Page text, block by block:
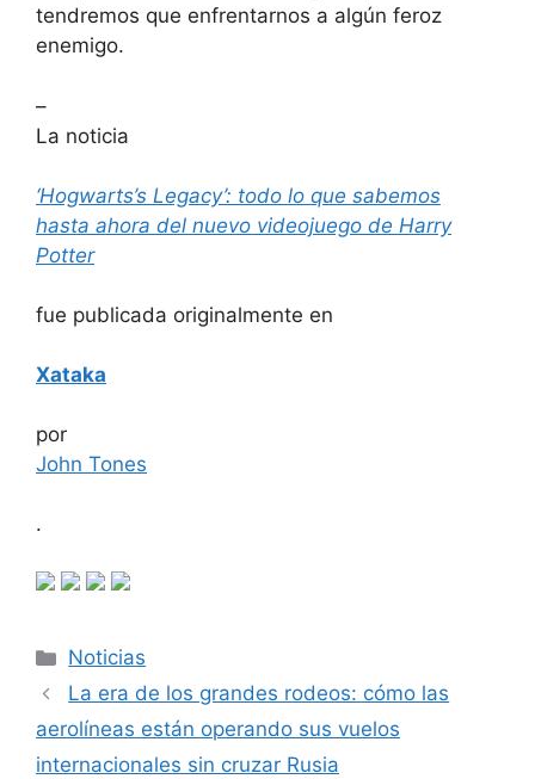
tendremos que enfrentarnos a algún feroz
enemigo.
–
La noticia
‘Hogwarts’s Legacy’: todo lo que sabemos
hasta ahora del nuevo videojuego de Harry
Potter
fue publicada originalmente en
Xataka
por
John Tones
.
Categorías
Noticias
La era de los grandes rodeos: cómo las
aerolíneas están operando sus vuelos
internacionales sin cruzar Rusia